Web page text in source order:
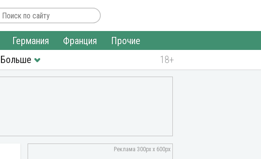
Германия Франция
Прочие